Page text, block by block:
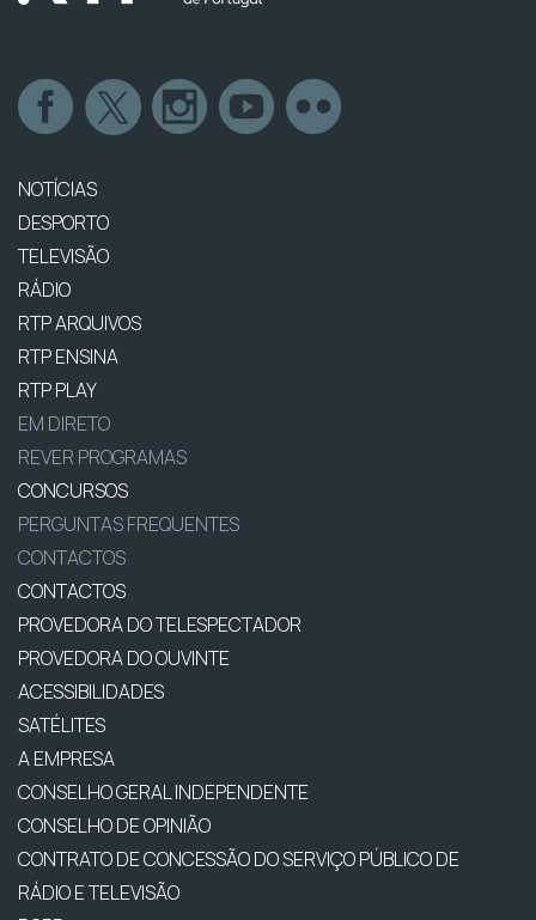
NOTÍCIAS
DESPORTO
TELEVISÃO
RÁDIO
RTP ARQUIVOS
RTP ENSINA
RTP PLAY
EM DIRETO
REVER PROGRAMAS
CONCURSOS
PERGUNTAS FREQUENTES
CONTACTOS
CONTACTOS
PROVEDORA DO TELESPECTADOR
PROVEDORA DO OUVINTE
ACESSIBILIDADES
SATÉLITES
A EMPRESA
CONSELHO GERAL INDEPENDENTE
CONSELHO DE OPINIÃO
CONTRATO DE CONCESSÃO DO SERVIÇO PÚBLICO DE
RÁDIO E TELEVISÃO